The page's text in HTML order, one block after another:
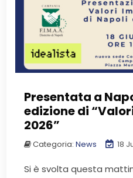
Presentata a
edizione di
2026”
Categoria:News 18
Si è svolta questa